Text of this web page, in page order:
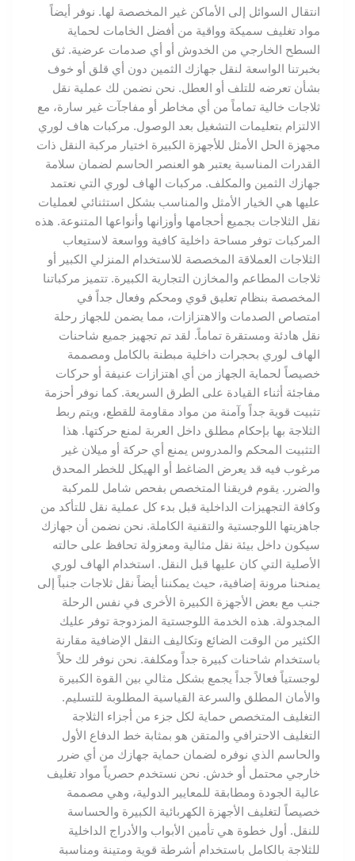
انتقال السوائل إلى الأماكن غير المخصصة لها. نوفر أيضاً
مواد تغليف سميكة وواقية من أفضل الخامات لحماية
السطح الخارجي من الخدوش أو أي صدمات عرضية. ثق
بخبرتنا الواسعة لنقل جهازك الثمين دون أي قلق أو خوف
بشأن تعرضه للتلف أو العطل. نحن نضمن لك عملية نقل
ثلاجات خالية تماماً من أي مخاطر أو مفاجآت غير سارة، مع
الالتزام بتعليمات التشغيل بعد الوصول. مركبات هاف لوري
مجهزة الحل الأمثل للأجهزة الكبيرة اختيار مركبة النقل ذات
القدرات المناسبة يعتبر هو العنصر الحاسم لضمان سلامة
جهازك الثمين والمكلف. مركبات الهاف لوري التي نعتمد
عليها هي الخيار الأمثل والمناسب بشكل استثنائي لعمليات
نقل الثلاجات بجميع أحجامها وأوزانها وأنواعها المتنوعة. هذه
المركبات توفر مساحة داخلية كافية وواسعة لاستيعاب
الثلاجات العملاقة المخصصة للاستخدام المنزلي الكبير أو
ثلاجات المطاعم والمخازن التجارية الكبيرة. تتميز مركباتنا
المخصصة بنظام تعليق قوي ومحكم وفعال جداً في
امتصاص الصدمات والاهتزازات، مما يضمن للجهاز رحلة
نقل هادئة ومستقرة تماماً. لقد تم تجهيز جميع شاحنات
الهاف لوري بحجرات داخلية مبطنة بالكامل ومصممة
خصيصاً لحماية الجهاز من أي اهتزازات عنيفة أو حركات
مفاجئة أثناء القيادة على الطرق السريعة. كما نوفر أحزمة
تثبيت قوية جداً وآمنة من مواد مقاومة للقطع، ويتم ربط
الثلاجة بها بإحكام مطلق داخل العربة لمنع حركتها. هذا
التثبيت المحكم والمدروس يمنع أي حركة أو ميلان غير
مرغوب فيه قد يعرض الضاغط أو الهيكل للخطر المحدق
والضرر. يقوم فريقنا المتخصص بفحص شامل للمركبة
وكافة التجهيزات الداخلية قبل بدء كل عملية نقل للتأكد من
جاهزيتها اللوجستية والتقنية الكاملة. نحن نضمن أن جهازك
سيكون داخل بيئة نقل مثالية ومعزولة تحافظ على حالته
الأصلية التي كان عليها قبل النقل. استخدام الهاف لوري
يمنحنا مرونة إضافية، حيث يمكننا أيضاً نقل ثلاجات جنباً إلى
جنب مع بعض الأجهزة الكبيرة الأخرى في نفس الرحلة
المجدولة. هذه الخدمة اللوجستية المزدوجة توفر عليك
الكثير من الوقت الضائع وتكاليف النقل الإضافية مقارنة
باستخدام شاحنات كبيرة جداً ومكلفة. نحن نوفر لك حلاً
لوجستياً فعالاً جداً يجمع بشكل مثالي بين القوة الكبيرة
والأمان المطلق والسرعة القياسية المطلوبة للتسليم.
التغليف المتخصص حماية لكل جزء من أجزاء الثلاجة
التغليف الاحترافي والمتقن هو بمثابة خط الدفاع الأول
والحاسم الذي نوفره لضمان حماية جهازك من أي ضرر
خارجي محتمل أو خدش. نحن نستخدم حصرياً مواد تغليف
عالية الجودة ومطابقة للمعايير الدولية، وهي مصممة
خصيصاً لتغليف الأجهزة الكهربائية الكبيرة والحساسة
للنقل. أول خطوة هي تأمين الأبواب والأدراج الداخلية
للثلاجة بالكامل باستخدام أشرطة قوية ومتينة ومناسبة